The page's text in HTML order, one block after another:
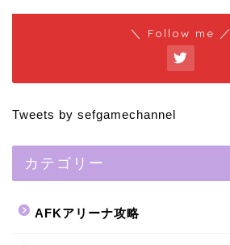
＼ Follow me ／
Tweets by sefgamechannel
カテゴリー
AFKアリーナ攻略